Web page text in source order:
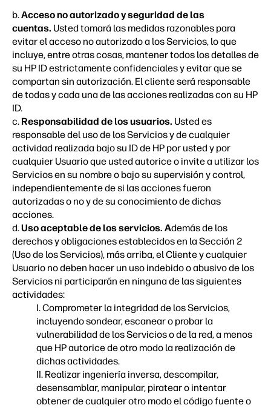
b.Acceso no autorizado y seguridad de las
cuentas. Usted tomará las medidas razonables para
evitar el acceso no autorizado a los Servicios, lo que
incluye, entre otras cosas, mantener todos los detalles de
su HP ID estrictamente confidenciales y evitar que se
compartan sin autorización. El cliente será responsable
de todas y cada una de las acciones realizadas con su HP
ID.
c. Responsabilidad de los usuarios. Usted es
responsable del uso de los Servicios y de cualquier
actividad realizada bajo su ID de HP por usted y por
cualquier Usuario que usted autorice o invite a utilizar los
Servicios en su nombre o bajo su supervisión y control,
independientemente de si las acciones fueron
autorizadas o no y de su conocimiento de dichas
acciones.
d.Uso aceptable de los servicios. Además de los
derechos y obligaciones establecidos en la Sección 2
(Uso de los Servicios), más arriba, el Cliente y cualquier
Usuario no deben hacer un uso indebido o abusivo de los
Servicios ni participarán en ninguna de las siguientes
actividades:
I. Comprometer la integridad de los Servicios,
incluyendo sondear, escanear o probar la
vulnerabilidad de los Servicios o de la red, a menos
que HP autorice de otro modo la realización de
dichas actividades.
II. Realizar ingeniería inversa, descompilar,
desensamblar, manipular, piratear o intentar
obtener de cualquier otro modo el código fuente o